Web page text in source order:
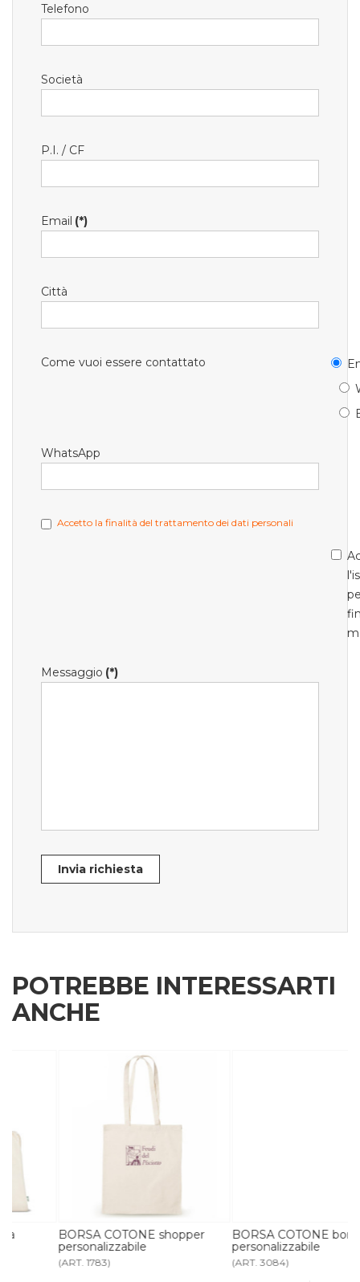
Telefono
Società
P.I. / CF
Email (*)
Città
Come vuoi essere contattato
WhatsApp
Accetto la finalità del trattamento dei dati personali
Messaggio (*)
Invia richiesta
POTREBBE INTERESSARTI
ANCHE
BORSA COTONE shopper
personalizzabile
(ART. 1783)
BORSA COTONE borsa mare
personalizzabile
(ART. 3084)